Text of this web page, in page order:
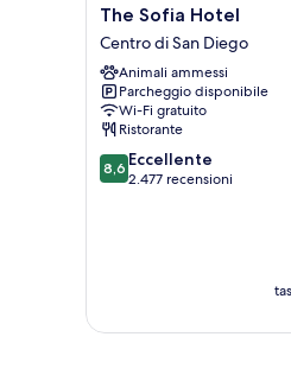
The
Sofia
Hotel
Centro
di
San
Diego
The Sofia Hotel
Centro di San Diego
Animali ammessi
Parcheggio disponibile
Wi-Fi gratuito
Ristorante
8.6
su
8,6 Eccellente
2.477 recensioni